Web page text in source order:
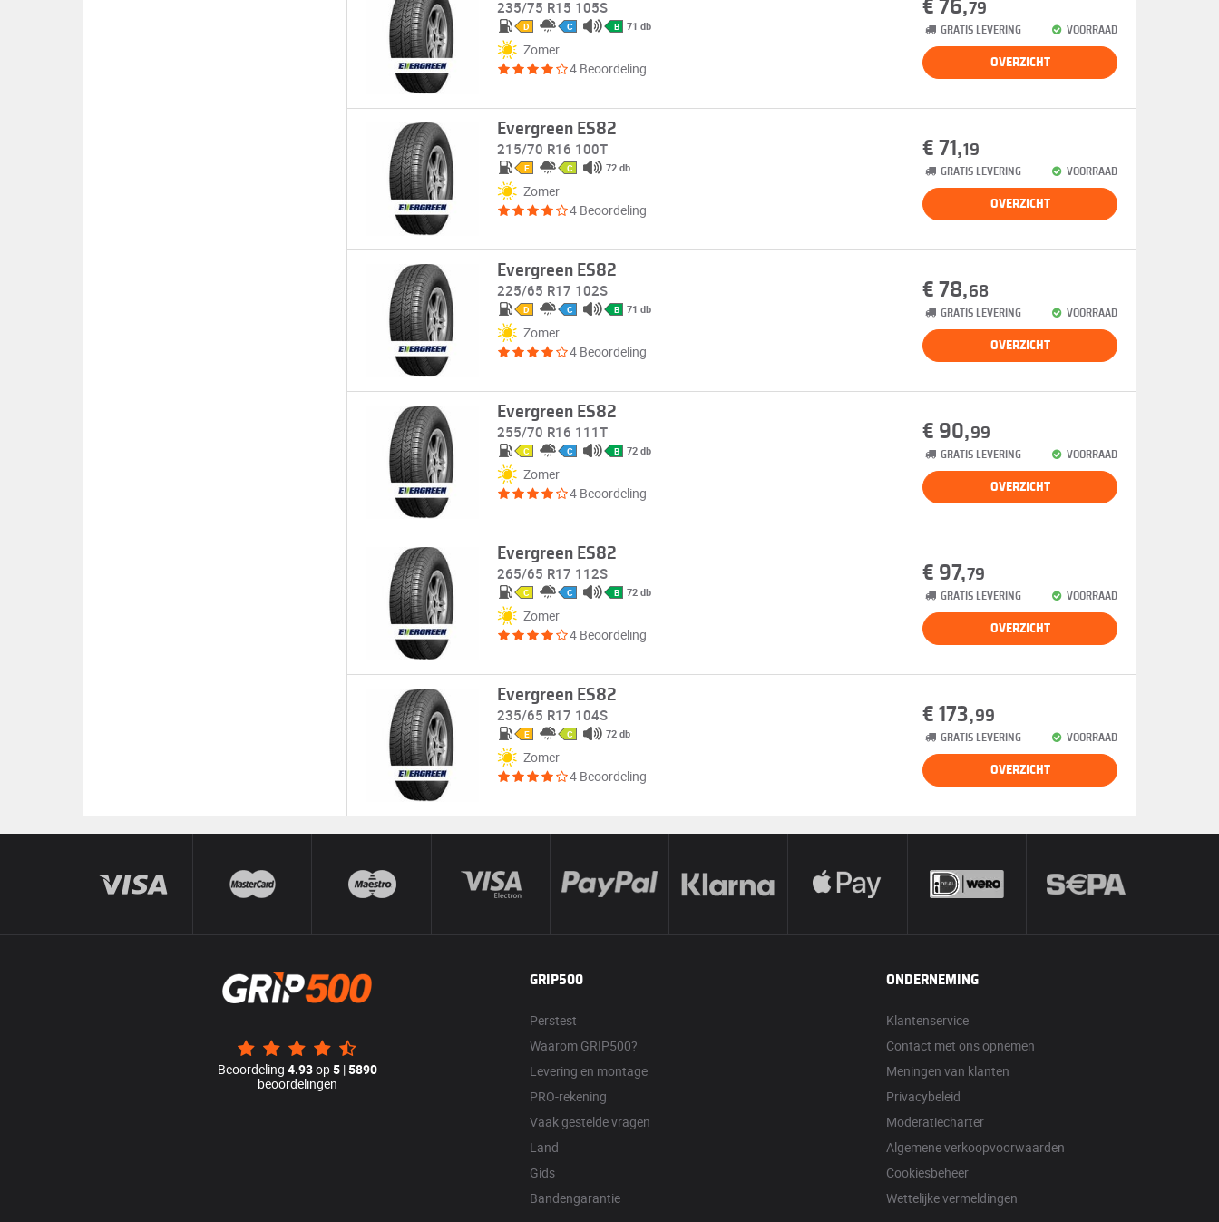
235/75 R15 105S
D C B 71 db
Zomer
4 Beoordeling
€ 76,79
GRATIS LEVERING VOORRAAD
OVERZICHT
Evergreen ES82
215/70 R16 100T
E C 72 db
Zomer
4 Beoordeling
€ 71,19
GRATIS LEVERING VOORRAAD
OVERZICHT
Evergreen ES82
225/65 R17 102S
D C B 71 db
Zomer
4 Beoordeling
€ 78,68
GRATIS LEVERING VOORRAAD
OVERZICHT
Evergreen ES82
255/70 R16 111T
C C B 72 db
Zomer
4 Beoordeling
€ 90,99
GRATIS LEVERING VOORRAAD
OVERZICHT
Evergreen ES82
265/65 R17 112S
C C B 72 db
Zomer
4 Beoordeling
€ 97,79
GRATIS LEVERING VOORRAAD
OVERZICHT
Evergreen ES82
235/65 R17 104S
E C 72 db
Zomer
4 Beoordeling
€ 173,99
GRATIS LEVERING VOORRAAD
OVERZICHT
Beoordeling 4.93op5|5890
beoordelingen
GRIP500
Perstest
Waarom GRIP500?
Levering en montage
PRO-rekening
Vaak gestelde vragen
Land
Gids
Bandengarantie
ONDERNEMING
Klantenservice
Contact met ons opnemen
Meningen van klanten
Privacybeleid
Moderatiecharter
Algemene verkoopvoorwaarden
Cookiesbeheer
Wettelijke vermeldingen